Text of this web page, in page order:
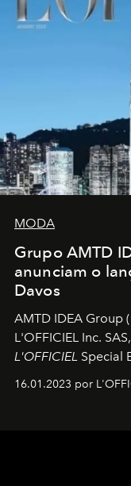
MODA
Grupo AMTD
anunciam o
Davos
AMTD IDEA Group
L'OFFICIEL Inc.
L'OFFICIEL Special
16.01.2023 por